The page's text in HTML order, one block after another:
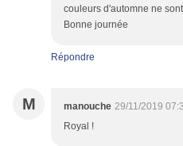
couleurs d'automne ne
Bonne journée
Répondre
M manouche 29/11/2019
Royal !